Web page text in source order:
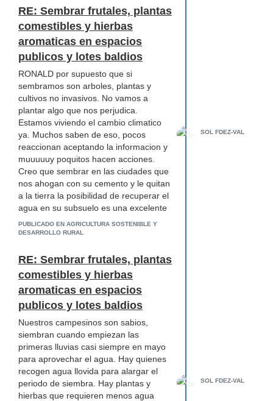
sabe que la diferencia la hace uno y
que hay que ir aglutinando a las
personas de una comunidad dividida y
reacia al cambio. Mucho trabajo y
paciencia, algo de frustracion al darse
instituciones pero un deseo grande de
hacer el cambio. Este foro es una
muestra que uno puede ser un agente
de cambio.
RE: Sembrar frutales, plantas
comestibles y hierbas
aromaticas en espacios
publicos y lotes baldios
RONALD por supuesto que si
sembramos son arboles, plantas y
cultivos no invasivos. No vamos a
plantar algo que nos perjudica.
Estamos viviendo el cambio climatico
ya. Muchos saben de eso, pocos
reaccionan aceptando la informacion y
muuuuuy poquitos hacen acciones.
Creo que sembrar en las ciudades que
nos ahogan con su cemento y le quitan
a la tierra la posibilidad de recuperar el
agua en su subsuelo es una excelente
medida.
PUBLICADO EN AGRICULTURA SOSTENIBLE Y
DESARROLLO RURAL
SOL FDEZ-VAL
RE: Sembrar frutales, plantas
comestibles y hierbas
aromaticas en espacios
publicos y lotes baldios
Nuestros campesinos son sabios,
siembran cuando empiezan las
primeras lluvias casi siempre en mayo
para aprovechar el agua. Hay quienes
recogen agua llovida para alargar el
periodo de siembra. Hay plantas y
hierbas que requieren menos agua
SOL FDEZ-VAL